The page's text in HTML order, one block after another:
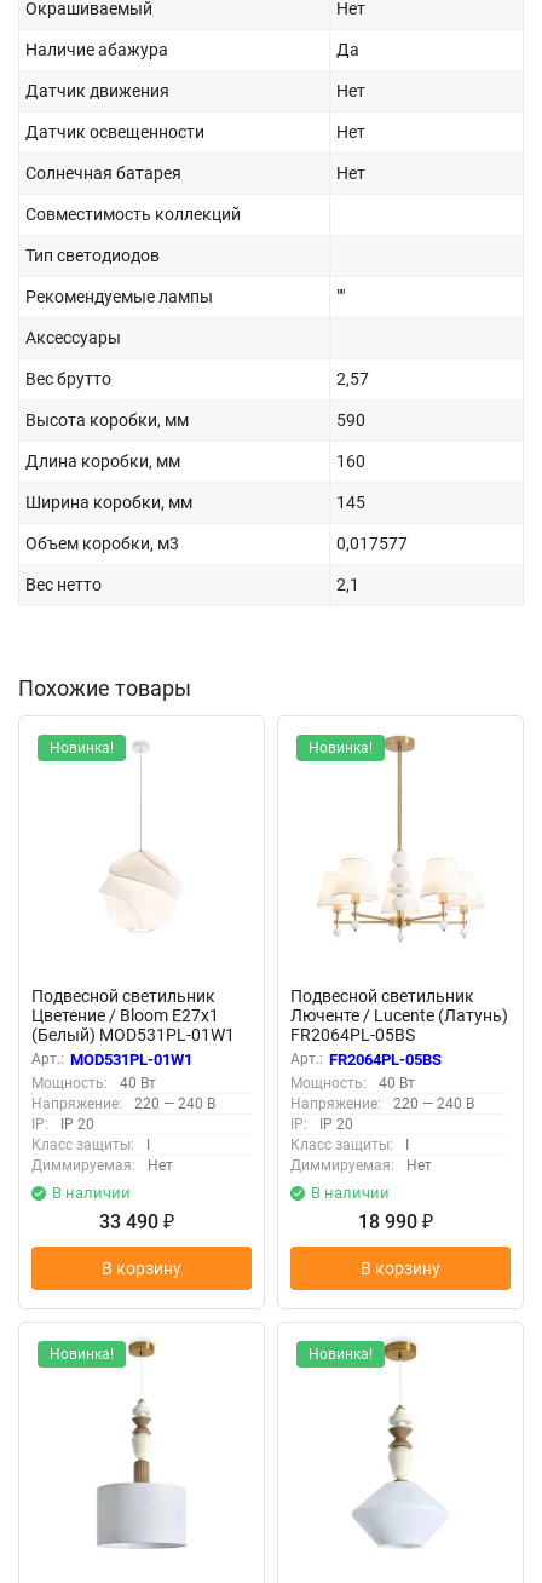
Окрашиваемый Нет
Наличие абажура Да
Датчик движения Нет
Датчик освещенности Нет
Солнечная батарея Нет
Совместимость коллекций
Тип светодиодов
Рекомендуемые лампы ""
Аксессуары
Вес брутто 2,57
Высота коробки, мм 590
Длина коробки, мм 160
Ширина коробки, мм 145
Объем коробки, м3 0,017577
Вес нетто 2,1
Похожие товары
Новинка!
Подвесной светильник
Цветение / Bloom E27х1
(Белый) MOD531PL-01W1
Арт.: MOD531PL-01W1
Мощность:
40 Вт
Напряжение:
220 — 240 В
IP:
IP 20
Класс защиты:
Диммируемая:
Нет
В наличии
33 490 ₽
В корзину
Новинка!
Подвесной светильник
Люченте / Lucente (Латунь)
FR2064PL-05BS
Арт.: FR2064PL-05BS
Мощность:
40 Вт
Напряжение:
220 — 240 В
IP:
IP 20
Класс защиты:
Диммируемая:
Нет
В наличии
18 990 ₽
В корзину
Новинка! Новинка!